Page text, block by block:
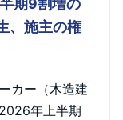
期9割増の
施主の権
カー（木造建
年上半期